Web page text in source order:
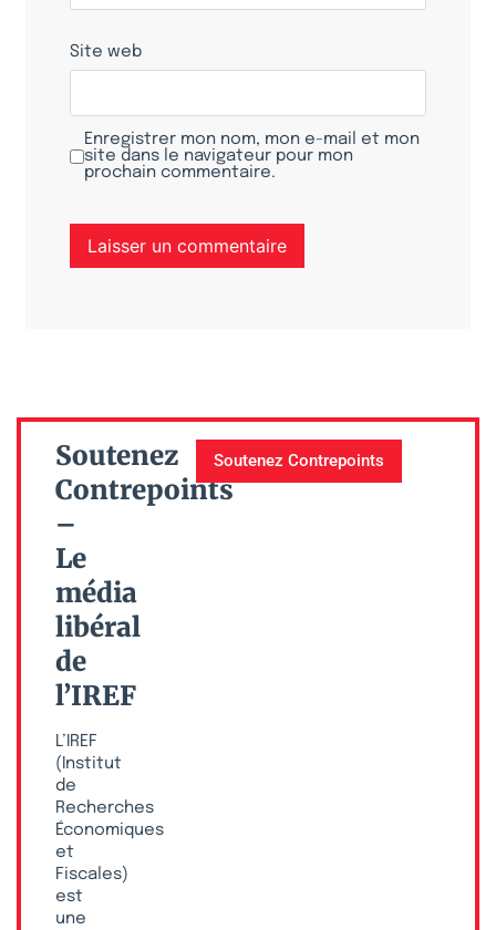
Site web
Enregistrer mon nom, mon e-mail et mon
site dans le navigateur pour mon
prochain commentaire.
Soutenez
Contrepoints
–
Le
média
libéral
de
l’IREF
L’IREF
(Institut
de
Recherches
Économiques
et
Fiscales)
est
une
Soutenez Contrepoints